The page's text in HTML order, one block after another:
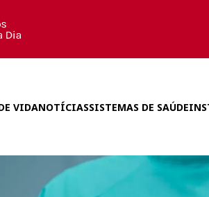
VIDANOTÍCIASSISTEMAS DE SAÚDE